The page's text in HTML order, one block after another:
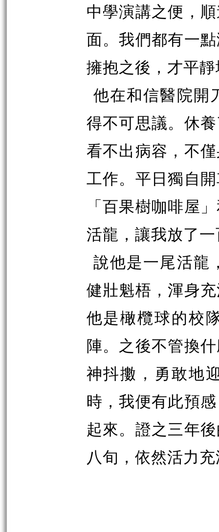
中學演講之便，
面。我們都有一
擁抱之後，才平
他在和信醫院開
得不可思議。休
看不出病容，不
工作。平日獨自
「百果樹咖啡屋
活龍，讓我放了
說他是一尾活龍
健壯魁梧，渾身
他是橄欖球的校
陣。之後不管換
神抖擻，勇敢地
時，我便有此預
起來。證之三年
八旬，依然活力